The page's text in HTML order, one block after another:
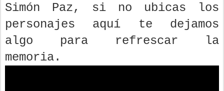
Simón Paz, si no ubicas los
personajes aquí te dejamos
algo para refrescar la
memoria.